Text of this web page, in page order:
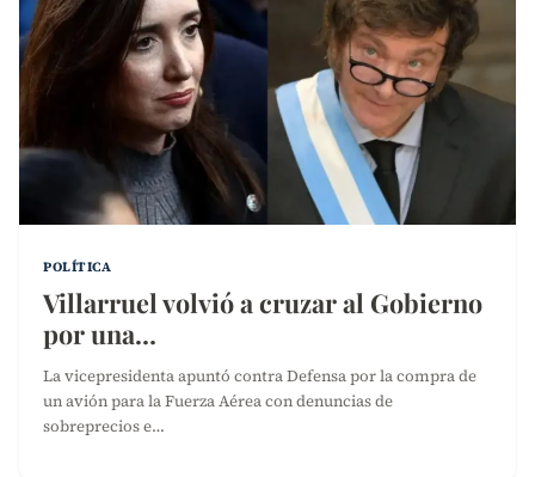
POLÍTICA
Villarruel volvió a cruzar al Gobierno
por una…
La vicepresidenta apuntó contra Defensa por la compra de
un avión para la Fuerza Aérea con denuncias de
sobreprecios e…